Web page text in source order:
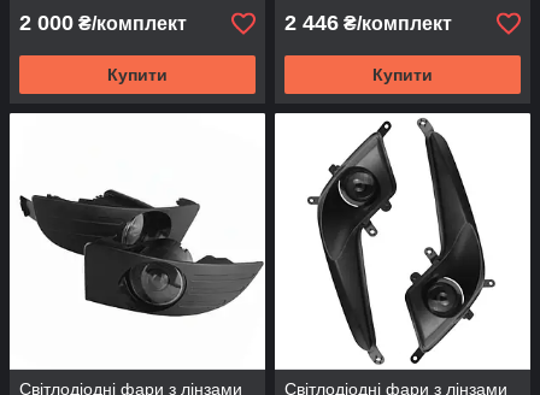
2 000 ₴/комплект
Купити
2 446 ₴/комплект
Купити
Світлодіодні фари з лінзами Світлодіодні фари з лінзами